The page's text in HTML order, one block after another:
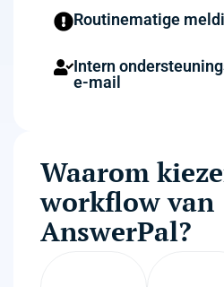
Routinematige
Intern
e-mail
Waarom
workflow van
AnswerPal?